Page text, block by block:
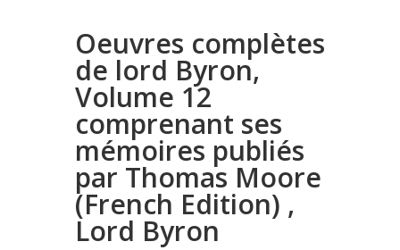
Oeuvres complètes
de lord Byron,
Volume 12
comprenant ses
mémoires publiés
par Thomas Moore
(French Edition) ,
Lord Byron